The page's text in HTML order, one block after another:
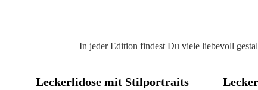
In jeder Edition findest Du viele liebevoll
Leckerlidose mit Stilportraits